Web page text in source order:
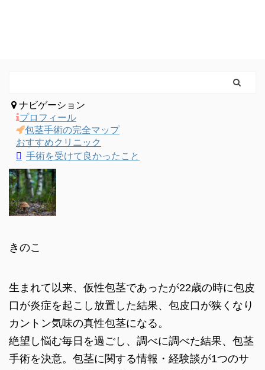
ナビゲーション
プロフィール
包茎手術の完全マップ
おすすめクリニック
手術を受けて良かったこと
きのこ
生まれて以来、仮性包茎であったが22歳の時に包皮
口が炎症を起こし放置した結果、包皮口が狭くなり
カントン気味の真性包茎になる。
絶望し悩む毎日を過ごし、調べに調べた結果、包茎
手術を決意。包茎に関する情報・経験談が1つのサ